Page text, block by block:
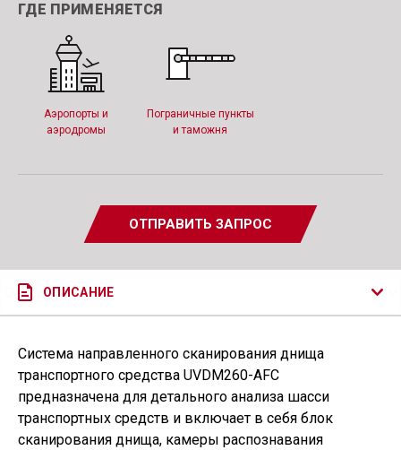
ГДЕ ПРИМЕНЯЕТСЯ
Аэропорты и
аэродромы
Пограничные пункты
и таможня
ОТПРАВИТЬ ЗАПРОС
ОПИСАНИЕ
Система направленного сканирования днища
транспортного средства UVDM260-AFC
предназначена для детального анализа шасси
транспортных средств и включает в себя блок
сканирования днища, камеры распознавания